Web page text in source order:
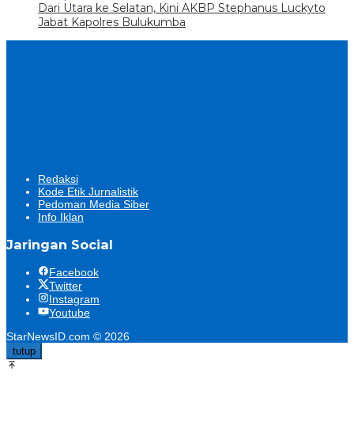
Dari Utara ke Selatan, Kini AKBP Stephanus Luckyto
Jabat Kapolres Bulukumba
Redaksi
Kode Etik Jurnalistik
Pedoman Media Siber
Info Iklan
Jaringan Social
Facebook
Twitter
Instagram
Youtube
StarNewsID.com © 2026
tutup